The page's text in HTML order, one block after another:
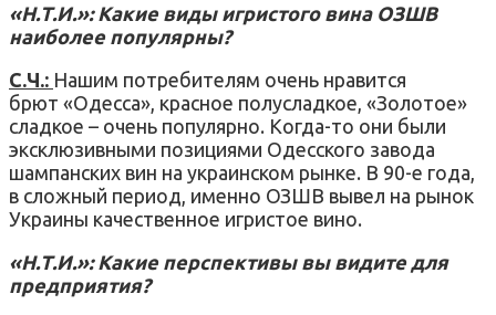
«Н.Т.И.»: Какие виды игристого вина ОЗШВ
наиболее популярны?
С.Ч.: Нашим потребителям очень нравится
брют «Одесса», красное полусладкое, «Золотое»
сладкое – очень популярно. Когда-то они были
эксклюзивными позициями Одесского завода
шампанских вин на украинском рынке. В 90-е года,
в сложный период, именно ОЗШВ вывел на рынок
Украины качественное игристое вино.
«Н.Т.И.»: Какие перспективы вы видите для
предприятия?